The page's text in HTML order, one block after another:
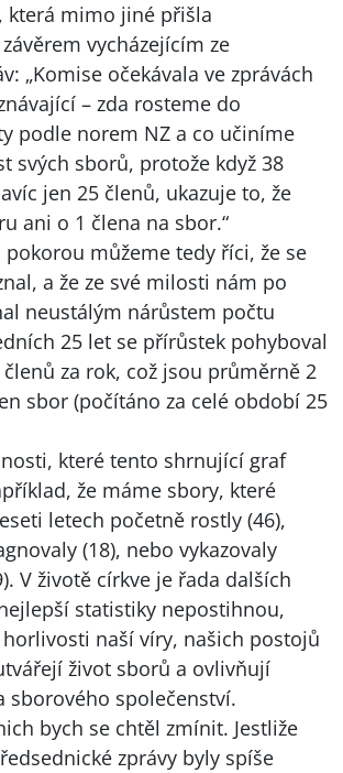
která mimo jiné přišla
vycházejícím ze
„Komise očekávala ve zprávách
– zda rosteme do
podle norem NZ a co učiníme
svých sborů, protože když 38
jen 25 členů, ukazuje to, že
ani o 1 člena na sbor.“
pokorou můžeme tedy říci, že se
a že ze své milosti nám po
neustálým nárůstem počtu
25 let se přírůstek pohyboval
za rok, což jsou průměrně 2
sbor (počítáno za celé období 25
které tento shrnující graf
že máme sbory, které
letech početně rostly (46),
(18), nebo vykazovaly
V životě církve je řada dalších
statistiky nepostihnou,
naší víry, našich postojů
život sborů a ovlivňují
sborového společenství.
bych se chtěl zmínit. Jestliže
zprávy byly spíše